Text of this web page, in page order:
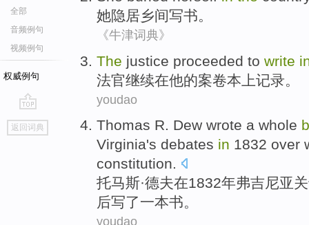
全部
音频例句
视频例句
权威例句
go
top
返回词典
她隐居乡间写书。
《牛津词典》
The justice proceeded to write
法官继续在他的案卷本 上记录 。
youdao
Thomas R. Dew wrote a whole
Virginia's debates in 1832 over
constitution.
托马斯·德夫在1832年弗吉尼亚
后写了一本书。
youdao